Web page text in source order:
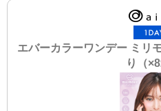
エバーカラーワンデー ミリ
り（×8